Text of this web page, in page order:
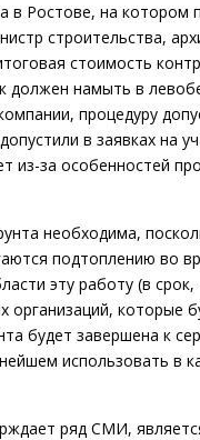
в Ростове, на котором
строительства,
стоимость
должен намыть в
процедуру
в заявках на
из-за особенностей
необходима,
подтоплению во
эту работу (в
которые
будет завершена к
использовать в
ряд СМИ,